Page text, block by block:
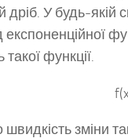
дріб. У будь-якій
експоненційної
такої функції.
зміни